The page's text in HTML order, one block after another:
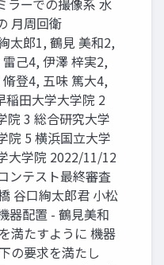
⽉周回衛
太郎1, 鶴⾒ 美和2,
⼰4, 伊澤 梓実2,
登4, 五味 篤⼤4,
稲⽥⼤学⼤学院 2
院 3 総合研究⼤学
院 5 横浜国⽴⼤学
⼤学院 2022/11/12
ンテスト最終審査
谷口絢太郎君 小松
器配置 - 鶴見美和
満たすように 機器
の要求を満たし